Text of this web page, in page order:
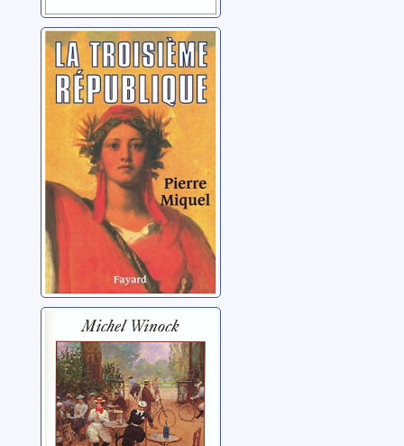
La troisième
république
Miquel, Pierre
La belle époque:
la France de
1900 à 1914
Winock, Michel